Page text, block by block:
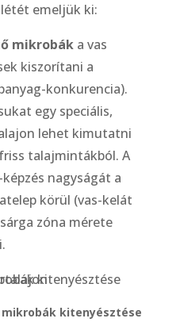
emeljük ki:
mikrobáka vas
kiszorítani a
konkurencia).
egy speciális,
lehet kimutatni
talajmintákból. A
nagyságát a
körül (vas-kelát
zóna mérete
kitenyésztése